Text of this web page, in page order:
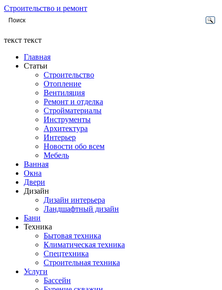
Строительство и ремонт
текст текст
Главная
Статьи
Строительство
Отопление
Вентиляция
Ремонт и отделка
Стройматериалы
Инструменты
Архитектура
Интерьер
Новости обо всем
Мебель
Ванная
Окна
Двери
Дизайн
Дизайн интерьера
Ландшафтный дизайн
Бани
Техника
Бытовая техника
Климатическая техника
Спецтехника
Строительная техника
Услуги
Бассейн